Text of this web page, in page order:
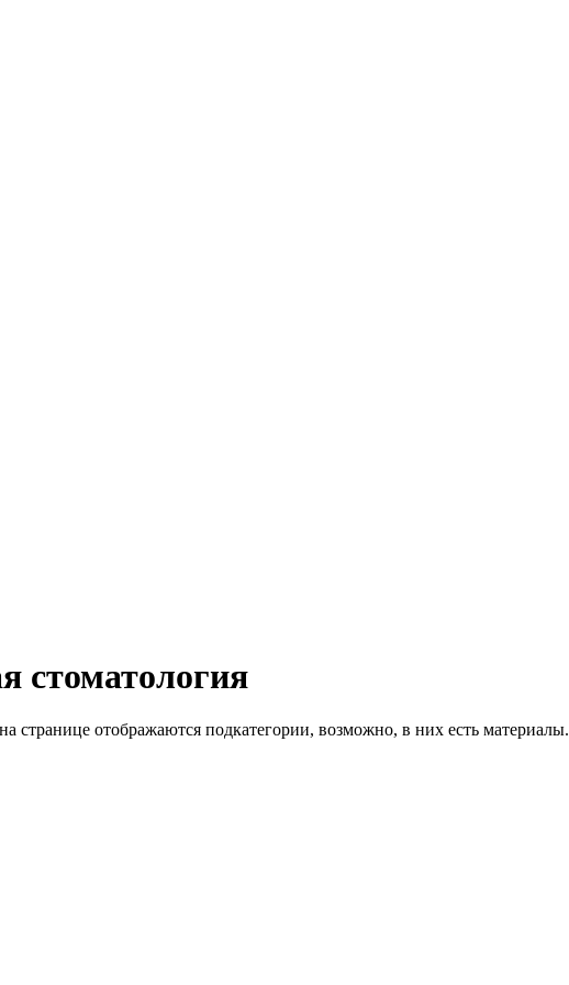
стоматология
странице отображаются подкатегории, возможно, в них есть материалы.